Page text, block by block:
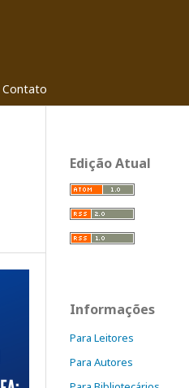
Contato
Edição Atual
Informações
Para Leitores
Para Autores